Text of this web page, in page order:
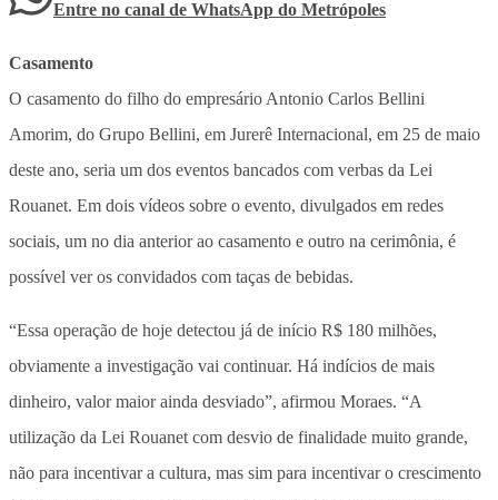
Entre no canal de WhatsApp do Metrópoles
Casamento
O casamento do filho do empresário Antonio Carlos Bellini
Amorim, do Grupo Bellini, em Jurerê Internacional, em 25 de maio
deste ano, seria um dos eventos bancados com verbas da Lei
Rouanet. Em dois vídeos sobre o evento, divulgados em redes
sociais, um no dia anterior ao casamento e outro na cerimônia, é
possível ver os convidados com taças de bebidas.
“Essa operação de hoje detectou já de início R$ 180 milhões,
obviamente a investigação vai continuar. Há indícios de mais
dinheiro, valor maior ainda desviado”, afirmou Moraes. “A
utilização da Lei Rouanet com desvio de finalidade muito grande,
não para incentivar a cultura, mas sim para incentivar o crescimento